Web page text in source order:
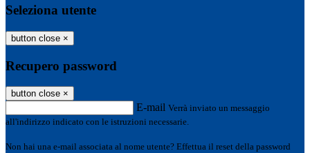
Seleziona utente
button close ×
Recupero password
button close ×
E-mail Verrà inviato un messaggio
all'indirizzo indicato con le istruzioni necessarie.
Non hai una e-mail associata al nome utente? Effettua il reset della password